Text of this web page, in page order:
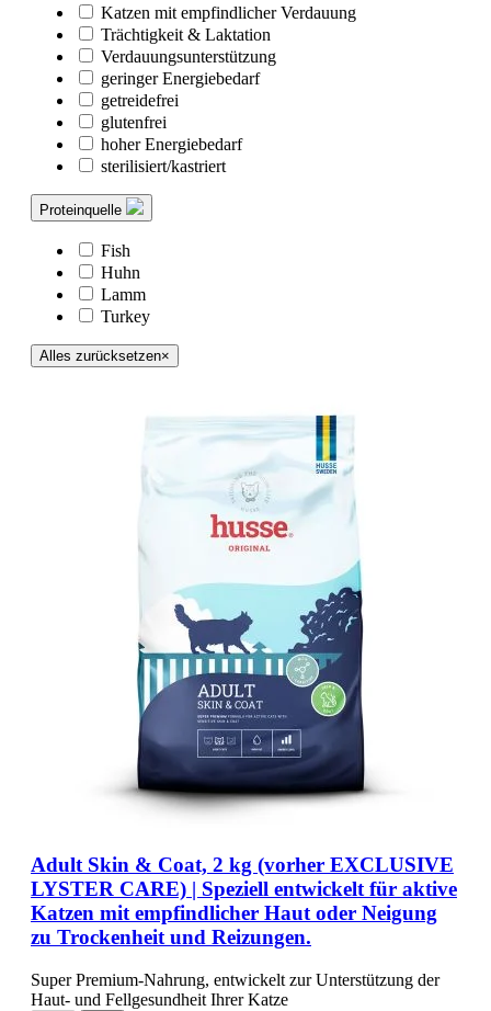
Katzen mit empfindlicher Verdauung
Trächtigkeit & Laktation
Verdauungsunterstützung
geringer Energiebedarf
getreidefrei
glutenfrei
hoher Energiebedarf
sterilisiert/kastriert
Proteinquelle
Fish
Huhn
Lamm
Turkey
Alles zurücksetzen×
Adult Skin & Coat, 2 kg (vorher EXCLUSIVE
LYSTER CARE) | Speziell entwickelt für aktive
Katzen mit empfindlicher Haut oder Neigung
zu Trockenheit und Reizungen.
Super Premium-Nahrung, entwickelt zur Unterstützung der
Haut- und Fellgesundheit Ihrer Katze